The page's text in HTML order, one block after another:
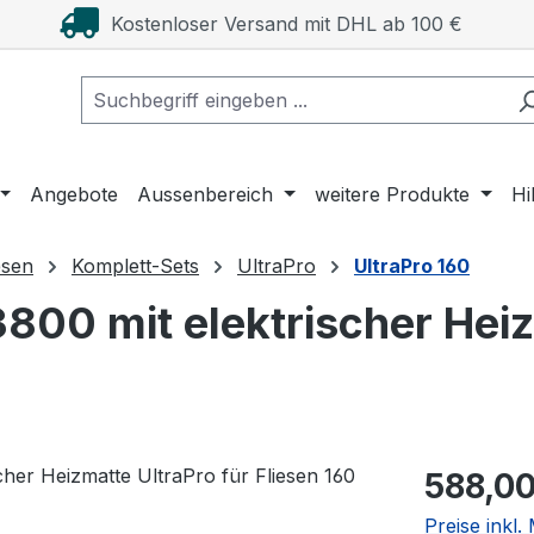
Kostenloser Versand mit DHL ab 100 €
Angebote Aussenbereich weitere Produkte
Komplett-Sets UltraPro UltraPro 160
mit elektrischer
Regulärer
Preise inkl.